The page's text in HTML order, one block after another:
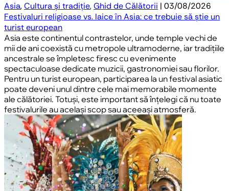
Asia,Cultura și tradiție,Ghid de Călătorii | 03/08/2026
Festivaluri religioase vs. laice în Asia: ce trebuie să știe un
turist european
Asia este continentul contrastelor, unde temple vechi de
mii de ani coexistă cu metropole ultramoderne, iar tradițiile
ancestrale se împletesc firesc cu evenimente
spectaculoase dedicate muzicii, gastronomiei sau florilor.
Pentru un turist european, participarea la un festival asiatic
poate deveni unul dintre cele mai memorabile momente
ale călătoriei. Totuși, este important să înțelegi că nu toate
festivalurile au același scop sau aceeași atmosferă.